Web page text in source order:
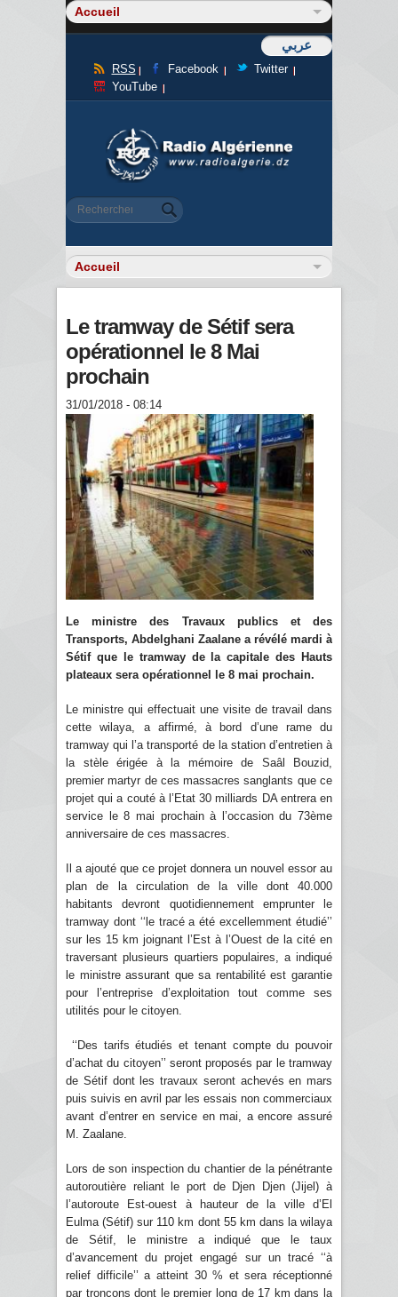
عربي
RSS Facebook
Twitter
YouTube
Formulaire de recherche
Rechercher
Le tramway de Sétif sera
opérationnel le 8 Mai
prochain
31/01/2018 - 08:14
Le ministre des Travaux publics et des
Transports, Abdelghani Zaalane a révélé mardi à
Sétif que le tramway de la capitale des Hauts
plateaux sera opérationnel le 8 mai prochain.
Le ministre qui effectuait une visite de travail dans
cette wilaya, a affirmé, à bord d’une rame du
tramway qui l’a transporté de la station d’entretien à
la stèle érigée à la mémoire de Saâl Bouzid,
premier martyr de ces massacres sanglants que ce
projet qui a couté à l’Etat 30 milliards DA entrera en
service le 8 mai prochain à l’occasion du 73ème
anniversaire de ces massacres.
Il a ajouté que ce projet donnera un nouvel essor au
plan de la circulation de la ville dont 40.000
habitants devront quotidiennement emprunter le
tramway dont ‘‘le tracé a été excellemment étudié’’
sur les 15 km joignant l’Est à l’Ouest de la cité en
traversant plusieurs quartiers populaires, a indiqué
le ministre assurant que sa rentabilité est garantie
pour l’entreprise d’exploitation tout comme ses
utilités pour le citoyen.
‘‘Des tarifs étudiés et tenant compte du pouvoir
d’achat du citoyen’’ seront proposés par le tramway
de Sétif dont les travaux seront achevés en mars
puis suivis en avril par les essais non commerciaux
avant d’entrer en service en mai, a encore assuré
M. Zaalane.
Lors de son inspection du chantier de la pénétrante
autoroutière reliant le port de Djen Djen (Jijel) à
l’autoroute Est-ouest à hauteur de la ville d’El
Eulma (Sétif) sur 110 km dont 55 km dans la wilaya
de Sétif, le ministre a indiqué que le taux
d’avancement du projet engagé sur un tracé ‘‘à
relief difficile’’ a atteint 30 % et sera réceptionné
par tronçons dont le premier long de 17 km dans la